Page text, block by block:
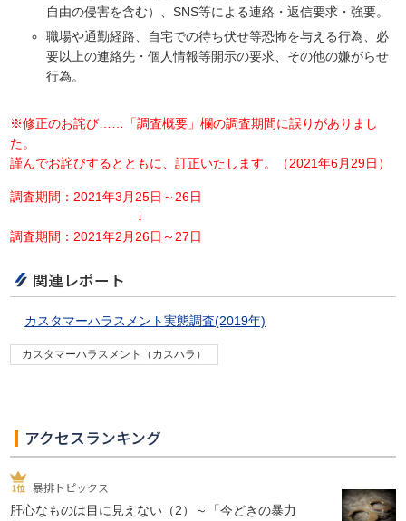
自由の侵害を含む）、SNS等による連絡・返信要求・強要。
職場や通勤経路、自宅での待ち伏せ等恐怖を与える行為、必
要以上の連絡先・個人情報等開示の要求、その他の嫌がらせ
行為。
※修正のお詫び……「調査概要」欄の調査期間に誤りがありまし
た。
謹んでお詫びするとともに、訂正いたします。（2021年6月29日）
調査期間：2021年3月25日～26日
↓
調査期間：2021年2月26日～27日
関連レポート
カスタマーハラスメント実態調査(2019年)
カスタマーハラスメント（カスハラ）
アクセスランキング
暴排トピックス
肝心なものは目に見えない（2）～「今どきの暴力